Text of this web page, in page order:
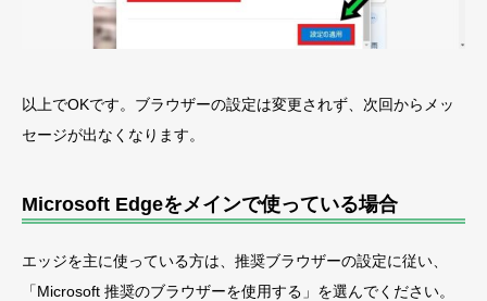
以上でOKです。ブラウザーの設定は変更されず、次回からメッ
セージが出なくなります。
Microsoft Edgeをメインで使っている場合
エッジを主に使っている方は、推奨ブラウザーの設定に従い、
「Microsoft 推奨のブラウザーを使用する」を選んでください。